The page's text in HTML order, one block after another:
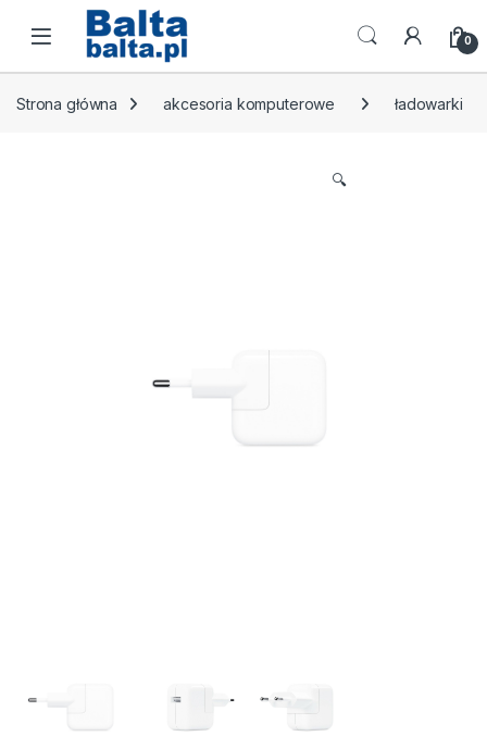
Skip to navigation
Skip to content
Open 0
Strona główna akcesoria komputerowe ładowarki
🔍